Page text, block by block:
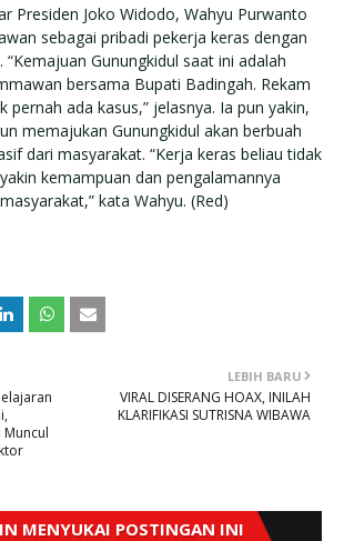
Presiden Joko Widodo, Wahyu Purwanto
sebagai pribadi pekerja keras dengan
“Kemajuan Gunungkidul saat ini adalah
bersama Bupati Badingah. Rekam
pernah ada kasus,” jelasnya. Ia pun yakin,
memajukan Gunungkidul akan berbuah
dari masyarakat. “Kerja keras beliau tidak
kemampuan dan pengalamannya
kata Wahyu. (Red)
LEBIH BARU
VIRAL DISERANG HOAX, INILAH
KLARIFIKASI SUTRISNA WIBAWA
Muncul
MENYUKAI POSTINGAN INI